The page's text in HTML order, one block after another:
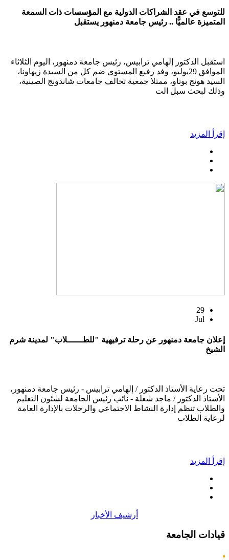
للتوسع في عقد الشراكات الدولية مع المؤسسات ذات السمعة
المتميزة عالميًّا .. رئيس جامعة دمنهور يستقبل
استقبل الدكتور إلهامي ترابيس، رئيس جامعة دمنهور، اليوم الثلاثاء
الموافق 29يوليو، وفد رفيع المستوى ضم كل من السيدة زيهاونا،
السيد هونج بوتاو، ممثلا جمعية تحالف جامعات شاندونج الصينية،
وذلك لبحث سبل الت
إقرأ المزيد
29
Jul
إعلان جامعة دمنهور عن رحلة ترفيهية "للطــــــلاب" لمدينة شرم
الشيخ
تحت رعاية الأستاذ الدكتور / إلهامي ترابيس - رئيس جامعة دمنهور،
الأستاذ الدكتور / ماجد شعلة - نائب رئيس الجامعة لشئون التعليم
والطلاب تنظم إدارة النشاط الاجتماعي والرحلات بالإدارة العامة
لرعاية الطلاب
إقرأ المزيد
أرشيف الأخبار
قيادات الجامعة